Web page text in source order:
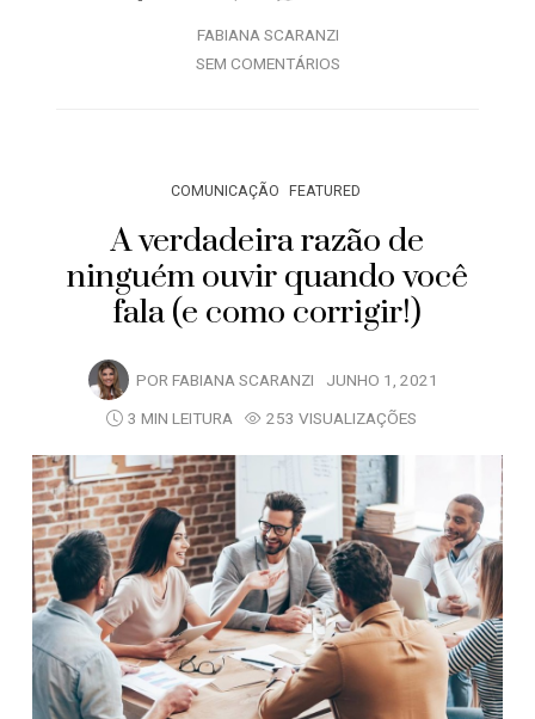
FABIANA SCARANZI
SEM COMENTÁRIOS
COMUNICAÇÃO FEATURED
A verdadeira razão de
ninguém ouvir quando você
fala (e como corrigir!)
POR FABIANA SCARANZI JUNHO 1, 2021
3 MIN LEITURA
253 VISUALIZAÇÕES